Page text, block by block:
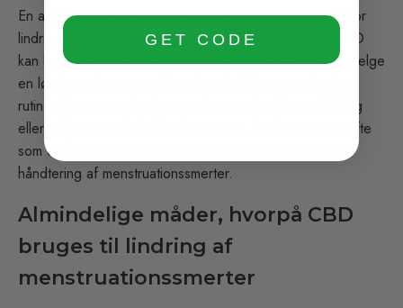
En af grundene til, at CBD fortsat får opmærksomhed for
lindring af menstruationssmerter, er dets alsidighed. CBD
kan bruges i flere ikke-berusende former, så man kan vælge
en løsning, der passer til ens komfortniveau og daglige
rutine. Uanset om det bruges eksternt til målrettet lindring
eller indtages oralt for bredere støtte, beskrives CBD ofte
som et fleksibelt alternativ til konventionelle strategier til
håndtering af menstruationssmerter.
Almindelige måder, hvorpå CBD
bruges til lindring af
menstruationssmerter
GET CODE